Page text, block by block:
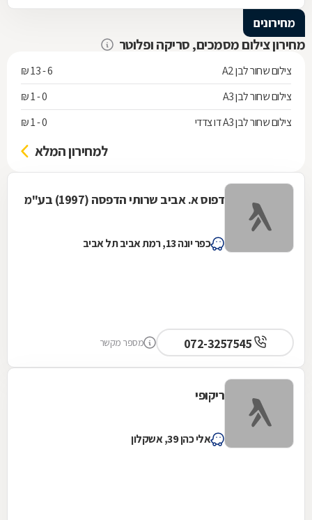
מחירונים
מחירון צילום מסמכים, סריקה ופלוטר
צילום שחור לבן A2
6 - 13 ₪
צילום שחור לבן A3
0 - 1 ₪
צילום שחור לבן A3 דו צדדי
0 - 1 ₪
למחירון המלא
דפוס א. אביב שרותי הדפסה (1997) בע"מ
כפר יונה 13, רמת אביב תל אביב
מספר מקשר
ריקופי
אלי כהן 39, אשקלון